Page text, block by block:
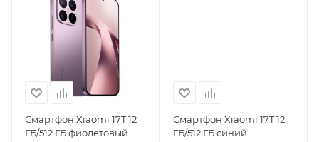
Смартфон Xiaomi 17T 12
ГБ/512 ГБ фиолетовый
Смартфон Xiaomi 17T 12
ГБ/512 ГБ синий